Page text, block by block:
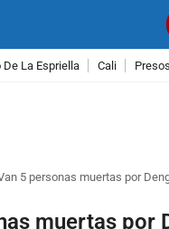
De La Espriella Cali
5 personas muertas por
muertas por